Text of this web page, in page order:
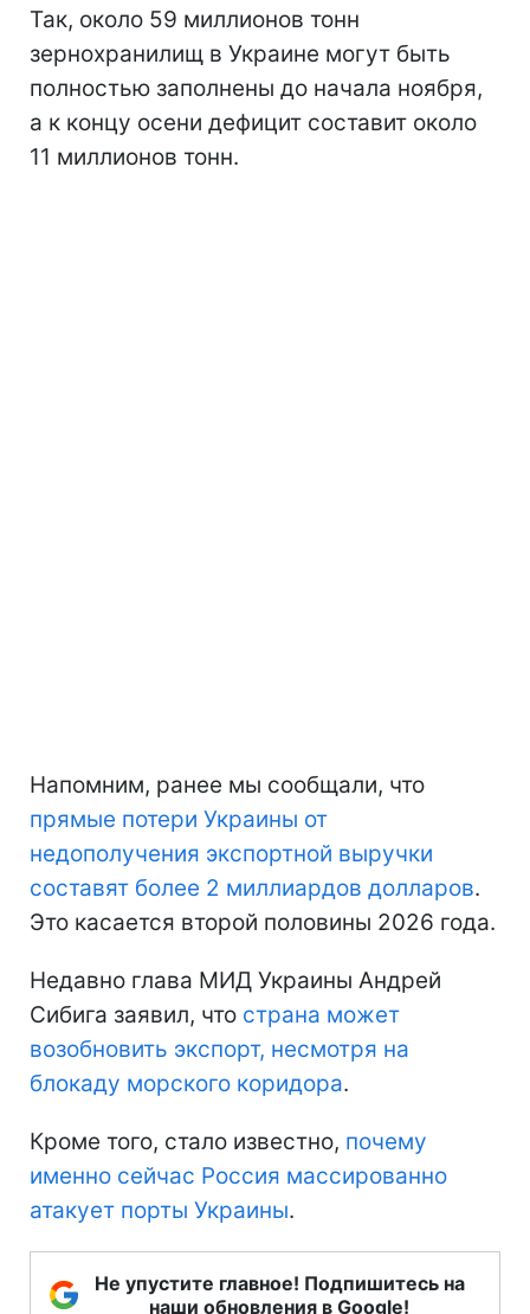
Так, около 59 миллионов тонн
зернохранилищ в Украине могут быть
полностью заполнены до начала ноября,
а к концу осени дефицит составит около
11 миллионов тонн.
Напомним, ранее мы сообщали, что
прямые потери Украины от
недополучения экспортной выручки
составят более 2 миллиардов долларов.
Это касается второй половины 2026 года.
Недавно глава МИД Украины Андрей
Сибига заявил, что страна может
возобновить экспорт, несмотря на
блокаду морского коридора.
Кроме того, стало известно, почему
именно сейчас Россия массированно
атакует порты Украины.
Не упустите главное! Подпишитесь на
наши обновления в Google!